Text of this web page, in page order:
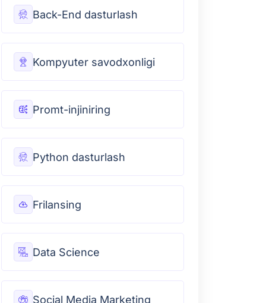
Back-End dasturlash
Kompyuter savodxonligi
Promt-injiniring
Python dasturlash
Frilansing
Data Science
Social Media Marketing